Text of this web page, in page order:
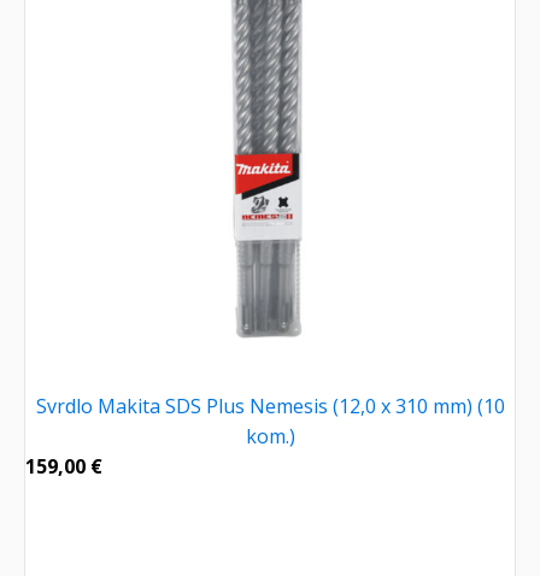
Svrdlo Makita SDS Plus Nemesis (12,0 x 310 mm) (10
kom.)
159,00 €